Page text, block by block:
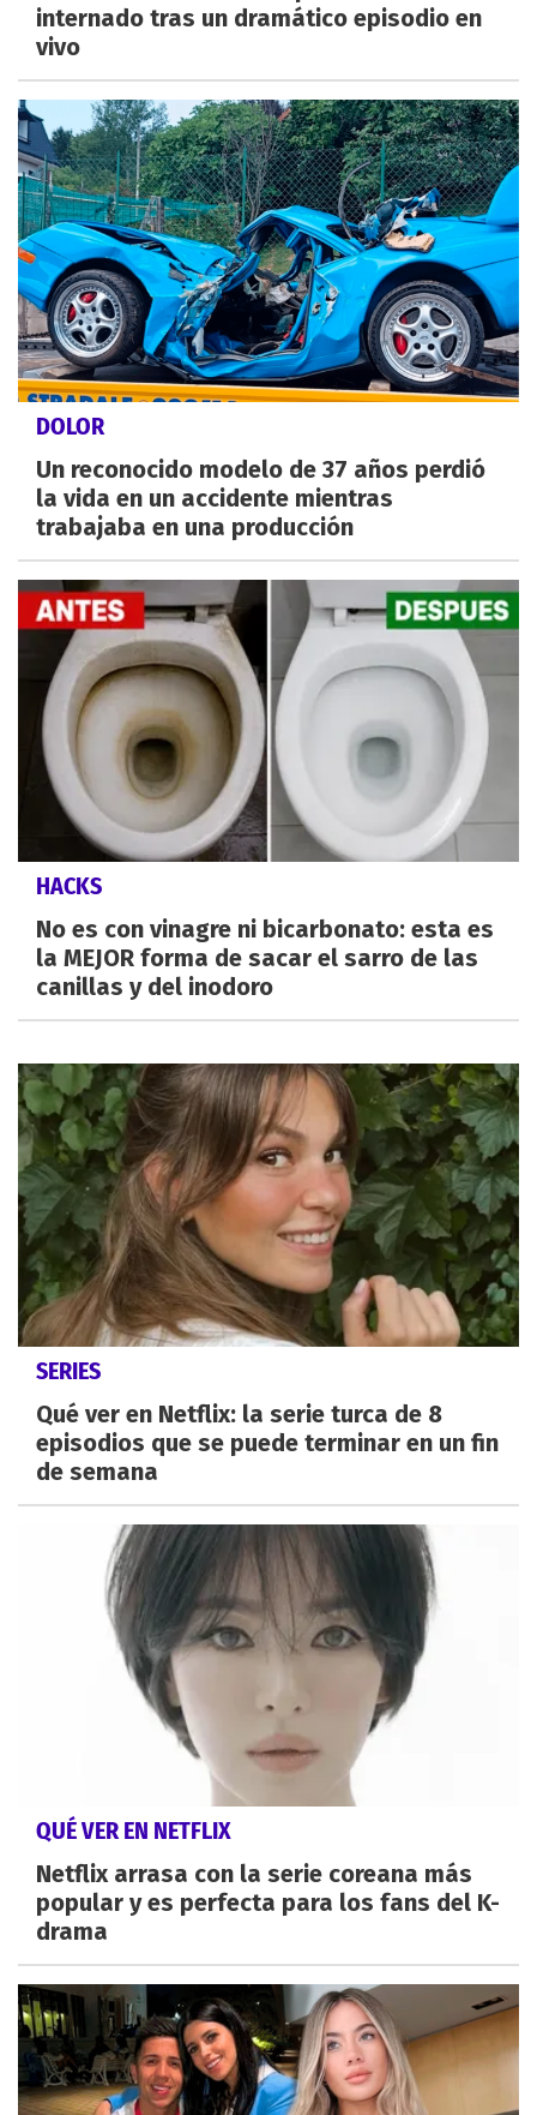
internado tras un dramático episodio en
vivo
DOLOR
Un reconocido modelo de 37 años perdió
la vida en un accidente mientras
trabajaba en una producción
HACKS
No es con vinagre ni bicarbonato: esta es
la MEJOR forma de sacar el sarro de las
canillas y del inodoro
SERIES
Qué ver en Netflix: la serie turca de 8
episodios que se puede terminar en un fin
de semana
QUÉ VER EN NETFLIX
Netflix arrasa con la serie coreana más
popular y es perfecta para los fans del K-
drama